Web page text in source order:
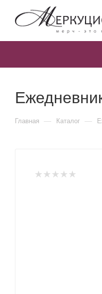
Главная — Каталог —